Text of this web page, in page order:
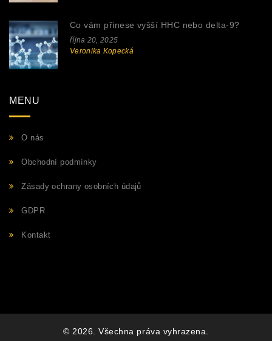
Co vám přinese vyšší HHC nebo delta‑9?
října 20, 2025
Veronika Kopecká
MENU
O nás
Obchodní podmínky
Zásady ochrany osobních údajů
GDPR
Kontakt
© 2026. Všechna práva vyhrazena.